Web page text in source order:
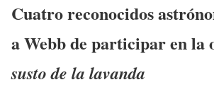
Cuatro reconocidos
a Webb de participar en la
susto de la lavanda